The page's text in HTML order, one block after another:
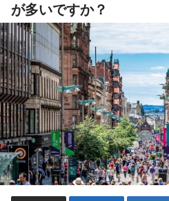
が多いですか？